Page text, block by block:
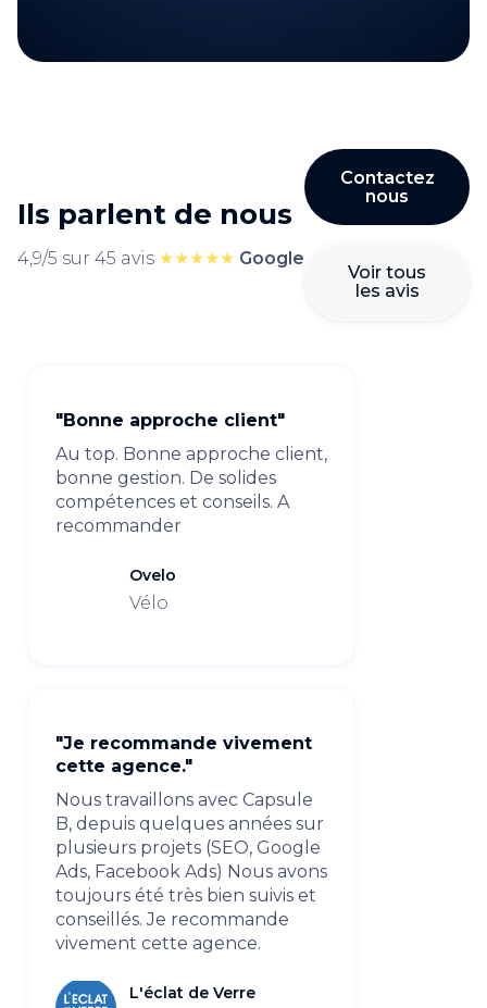
Ils parlent de nous
4,9/5 sur 45 avis ★★★★★ Google
Contactez
nous
Voir tous
les avis
"Bonne approche client"
Au top. Bonne approche client,
bonne gestion. De solides
compétences et conseils. A
recommander
Ovelo
Vélo
"Je recommande vivement
cette agence."
Nous travaillons avec Capsule
B, depuis quelques années sur
plusieurs projets (SEO, Google
Ads, Facebook Ads) Nous avons
toujours été très bien suivis et
conseillés. Je recommande
vivement cette agence.
L'éclat de Verre